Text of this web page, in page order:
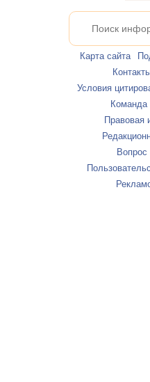
Карта сайта
Условия
Команда
Правовая
Вопрос